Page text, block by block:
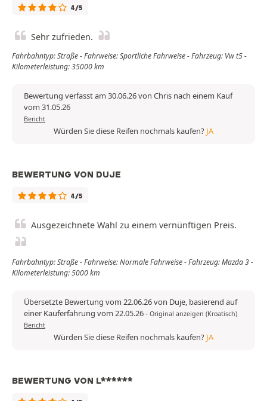
4/5
Sehr zufrieden.
Fahrbahntyp: Straße - Fahrweise: Sportliche Fahrweise - Fahrzeug: Vw t5 -
Kilometerleistung: 35000 km
Bewertung verfasst am 30.06.26 von Chris nach einem Kauf
vom 31.05.26
Bericht
Würden Sie diese Reifen nochmals kaufen? JA
BEWERTUNG VON DUJE
4/5
Ausgezeichnete Wahl zu einem vernünftigen Preis.
Fahrbahntyp: Straße - Fahrweise: Normale Fahrweise - Fahrzeug: Mazda 3 -
Kilometerleistung: 5000 km
Übersetzte Bewertung vom 22.06.26 von Duje, basierend auf
einer Kauferfahrung vom 22.05.26- Original anzeigen (Kroatisch)
Bericht
Würden Sie diese Reifen nochmals kaufen? JA
BEWERTUNG VON L******